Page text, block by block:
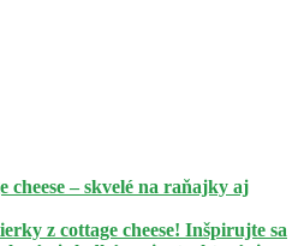
cheese – skvelé na raňajky aj
z cottage cheese! Inšpirujte sa